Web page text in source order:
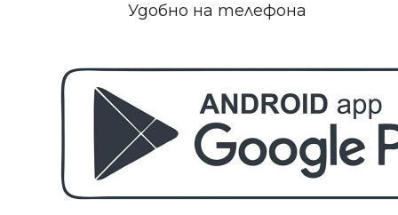
Пила за полиране на нокти
БЕЗПЛАТНО
Удобно на телефона